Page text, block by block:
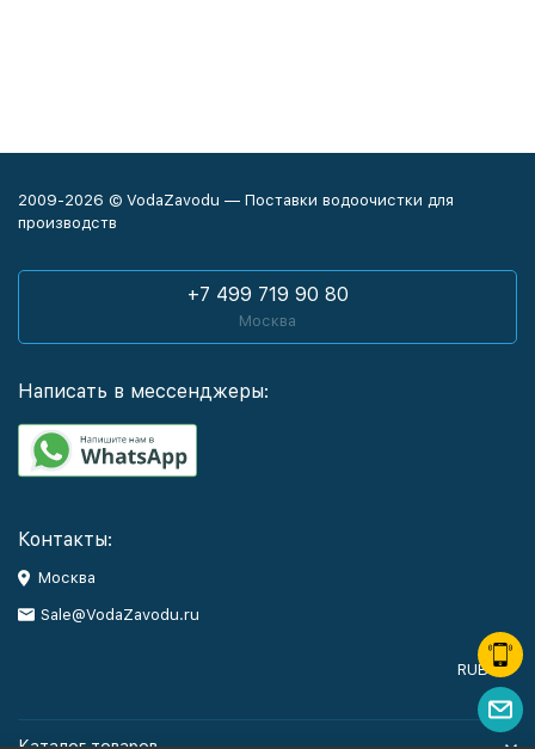
2009-2026 © VodaZavodu — Поставки водоочистки для
производств
+7 499 719 90 80
Москва
Написать в мессенджеры:
Контакты:
Москва
Sale@VodaZavodu.ru
RUB